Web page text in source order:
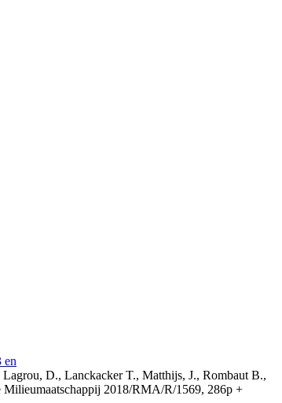
en
D., Lanckacker T., Matthijs, J., Rombaut B.,
Milieumaatschappij 2018/RMA/R/1569, 286p +